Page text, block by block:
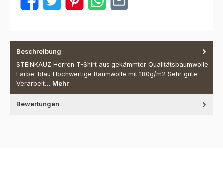
Beschreibung
STEINKAUZ Herren T-Shirt aus gekämmter Qualitätsbaumwolle
Farbe: blau Hochwertige Baumwolle mit 180g/m2 Sehr gute
Verarbeit… Mehr
Bewertungen